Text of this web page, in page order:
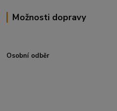
Možnosti dopravy
Osobní odběr